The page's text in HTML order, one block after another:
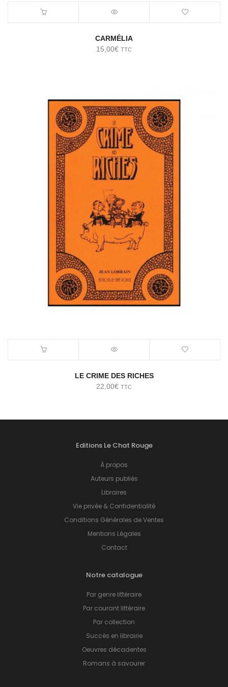
CARMÉLIA
15,00€ TTC
LE CRIME DES RICHES
22,00€ TTC
Editions Le Chat Rouge
À propos
Auteurs publiés
Libraires
Vie privée & Confidentialité
Conditions Générales de Ventes
Mentions Légales
Contact
Notre catalogue
Par genre littéraire
Par courant littéraire
Par collection
Succès en librairie
Oeuvres décadentes
Romans à savourer